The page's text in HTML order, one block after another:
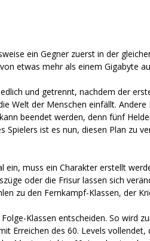
ein Gegner zuerst in der
etwas mehr als einem Gigabyte
und getrennt, nachdem der
Welt der Menschen einfällt.
beendet werden, denn fünf
ist es nun, diesen Plan zu
muss ein Charakter erstellt
oder die Frisur lassen sich
zu den Fernkampf-Klassen, der
Klassen entscheiden. So wird
Erreichen des 60. Levels